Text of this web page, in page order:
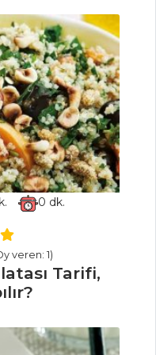
0 dk.
veren: 1)
Tarifi,